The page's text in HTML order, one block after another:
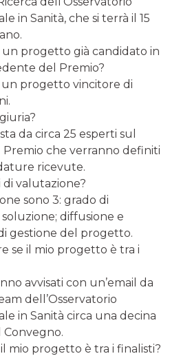
in Sanità, che si terrà il 15
un progetto già candidato in
del Premio?
un progetto vincitore di
da circa 25 esperti sul
che verranno definiti
ricevute.
di valutazione?
sono 3: grado di
diffusione e
gestione del progetto.
se il mio progetto è tra i
avvisati con un’email da
dell’Osservatorio
in Sanità circa una decina
mio progetto è tra i finalisti?